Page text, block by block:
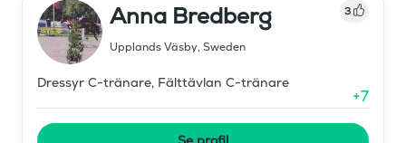
Anna Bredberg 3
Upplands Väsby, Sweden
Dressyr C-tränare, Fälttävlan C-tränare
+7